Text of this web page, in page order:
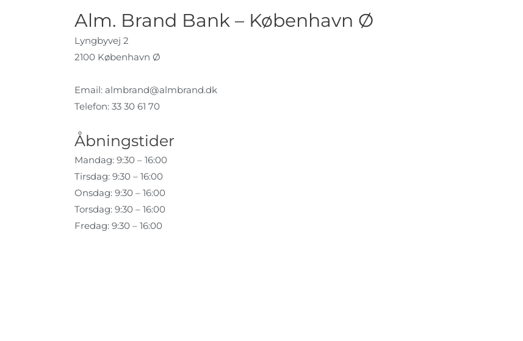
Alm. Brand Bank – København Ø
Lyngbyvej 2
2100 København Ø
Email: almbrand@almbrand.dk
Telefon: 33 30 61 70
Åbningstider
Mandag: 9:30 – 16:00
Tirsdag: 9:30 – 16:00
Onsdag: 9:30 – 16:00
Torsdag: 9:30 – 16:00
Fredag: 9:30 – 16:00